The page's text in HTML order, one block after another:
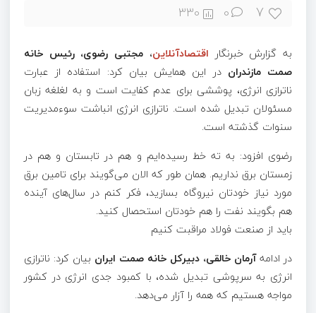
7
0
330
به گزارش خبرنگار اقتصادآنلاین، مجتبی رضوی، رئیس خانه
صمت مازندران در این همایش بیان کرد: استفاده از عبارت
ناترازی انرژی، پوششی برای عدم کفایت است و به لغلغه زبان
مسئولان تبدیل شده است. ناترازی انرژی انباشت سوءمدیریت
سنوات گذشته است.
رضوی افزود: به ته خط رسیده‌ایم و هم در تابستان و هم در
زمستان برق نداریم. همان طور که الان می‌گویند برای تامین برق
مورد نیاز خودتان نیروگاه بسازید، فکر کنم در سال‌های آینده
هم بگویند نفت را هم خودتان استحصال کنید.
باید از صنعت فولاد مراقبت کنیم
در ادامهآرمان خالقی، دبیرکل خانه صمت ایران بیان کرد: ناترازی
انرژی به سرپوشی تبدیل شده، با کمبود جدی انرژی در کشور
مواجه هستیم که همه را آزار می‌دهد.